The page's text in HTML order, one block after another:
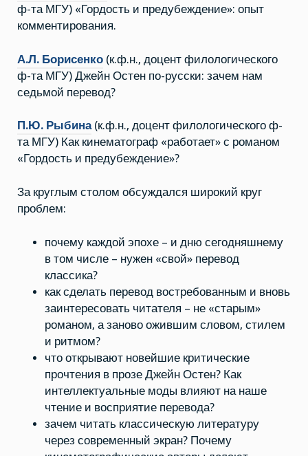
ф-та МГУ) «Гордость и предубеждение»: опыт
комментирования.
А.Л. Борисенко (к.ф.н., доцент филологического
ф-та МГУ) Джейн Остен по-русски: зачем нам
седьмой перевод?
П.Ю. Рыбина(к.ф.н., доцент филологического ф-
та МГУ) Как кинематограф «работает» с романом
«Гордость и предубеждение»?
За круглым столом обсуждался широкий круг
проблем:
почему каждой эпохе – и дню сегодняшнему
в том числе – нужен «свой» перевод
классика?
как сделать перевод востребованным и вновь
заинтересовать читателя – не «старым»
романом, а заново ожившим словом, стилем
и ритмом?
что открывают новейшие критические
прочтения в прозе Джейн Остен? Как
интеллектуальные моды влияют на наше
чтение и восприятие перевода?
зачем читать классическую литературу
через современный экран? Почему